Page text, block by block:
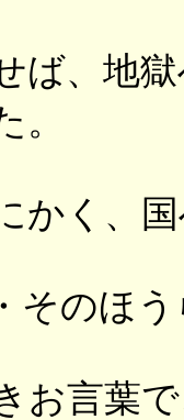
ば、地
。
かく、
そのほ
お言葉